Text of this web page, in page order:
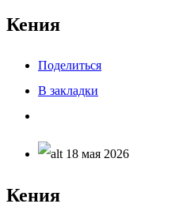
Кения
Поделиться
В закладки
18 мая 2026
Кения